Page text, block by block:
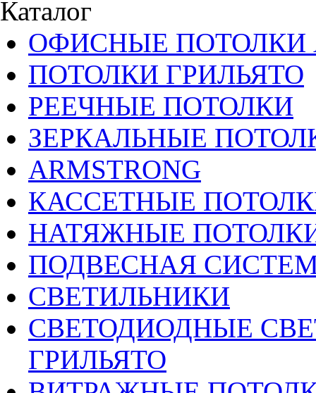
Каталог
ОФИСНЫЕ ПОТОЛКИ
ПОТОЛКИ ГРИЛЬЯТО
РЕЕЧНЫЕ ПОТОЛКИ
ЗЕРКАЛЬНЫЕ
ARMSTRONG
КАССЕТНЫЕ
НАТЯЖНЫЕ
ПОДВЕСНАЯ
СВЕТИЛЬНИКИ
CВЕТОДИОДНЫЕ
ГРИЛЬЯТО